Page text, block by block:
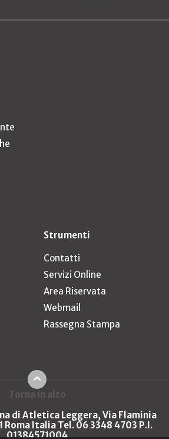
Strumenti
Contatti
Servizi Online
Area Riservata
Webmail
Rassegna Stampa
Torna in alto
di Atletica Leggera, Via Flaminia
Roma Italia Tel. 06 3348 4703 P.I.
01384571004